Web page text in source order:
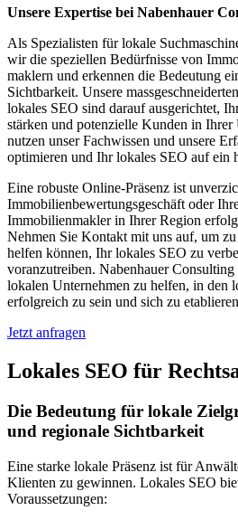
Unsere Expertise bei Nabenhauer
Als Spezialisten für lokale
wir die speziellen Bedürfnisse von
maklern und erkennen die Bedeutung
Sichtbarkeit. Unsere
lokales SEO sind darauf ausgerichtet,
stärken und potenzielle Kunden in
nutzen unser Fachwissen und unsere
optimieren und Ihr lokales SEO auf ein
Eine robuste Online-Präsenz ist
Immobilienbewertungsgeschäft oder
Immobilienmakler in Ihrer Region
Nehmen Sie Kontakt mit uns auf, um
helfen können, Ihr lokales SEO zu
voranzutreiben. Nabenhauer
lokalen Unternehmen zu helfen, in den
erfolgreich zu sein und sich zu
Jetzt anfragen
Lokales SEO für
Die Bedeutung für lokale
und regionale Sichtbarkeit
Eine starke lokale Präsenz ist für
Klienten zu gewinnen. Lokales SEO
Voraussetzungen: